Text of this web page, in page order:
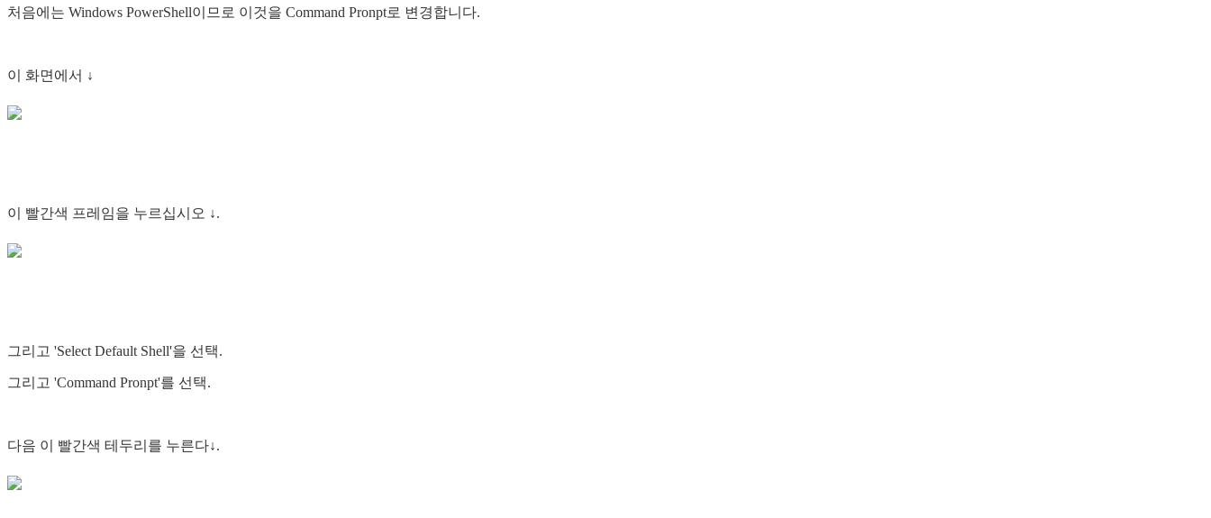
처음에는 Windows PowerShell이므로 이것을 Command Pronpt로 변경합니다.
이 화면에서 ↓
이 빨간색 프레임을 누르십시오 ↓.
그리고 'Select Default Shell'을 선택.
그리고 'Command Pronpt'를 선택.
다음 이 빨간색 테두리를 누른다↓.